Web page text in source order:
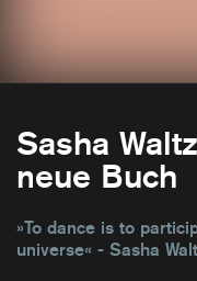
Sasha
neue Buch
»To dance is to
universe« - Sasha